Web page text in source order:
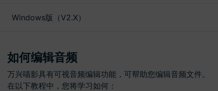
Windows版（V2.X）
如何编辑音频
万兴喵影具有可视音频编辑功能，可帮助您编辑音频文件。
在以下教程中，您将学习如何：